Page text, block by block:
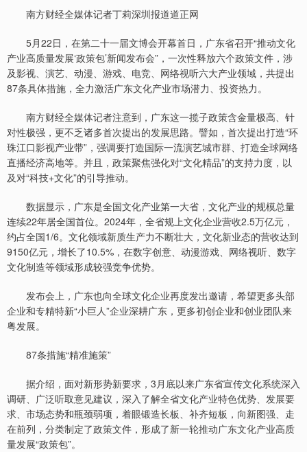
南方财经全媒体记者丁莉深圳报道道正网
5月22日，在第二十一届文博会开幕首日，广东省召开“推动文化
产业高质量发展‘政策包’新闻发布会”，一次性释放六个政策文件，涉
及影视、演艺、动漫、游戏、电竞、网络视听六大产业领域，共提出
87条具体措施，全力激活广东文化产业市场潜力、投资热力。
南方财经全媒体记者注意到，广东这一揽子政策含金量极高、针
对性极强，更不乏诸多首次提出的发展思路。譬如，首次提出打造“环
珠江口影视产业带”，强调要打造国际一流演艺城市群、打造全球网络
直播经济高地等。并且，政策聚焦强化对“文化精品”的支持力度，以
及对“科技+文化”的引导推动。
数据显示，广东是全国文化产业第一大省，文化产业的规模总量
连续22年居全国首位。2024年，全省规上文化企业营收2.5万亿元，
约占全国1/6。文化领域新质生产力不断壮大，文化新业态的营收达到
9150亿元，增长了10.5%，在数字创意、动漫游戏、网络视听、数字
文化制造等领域形成较强竞争优势。
发布会上，广东也向全球文化企业再度发出邀请，希望更多头部
企业和专精特新“小巨人”企业深耕广东，更多初创企业和创业团队来
粤发展。
87条措施“精准施策”
据介绍，面对新形势新要求，3月底以来广东省宣传文化系统深入
调研、广泛听取意见建议，深入了解全省文化产业特色优势、发展要
求、市场态势和瓶颈弱项，着眼锻造长板、补齐短板，向新图强、走
在前列，分类制定了政策文件，形成了新一轮推动广东文化产业高质
量发展“政策包”。